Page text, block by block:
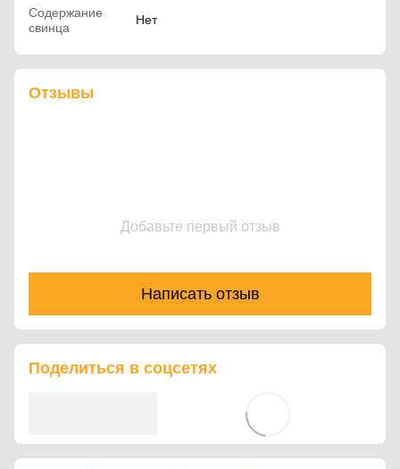
Содержание
свинца
Нет
Отзывы
Добавьте первый отзыв
Написать отзыв
Поделиться в соцсетях